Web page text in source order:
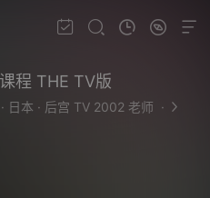
程 THE TV版
· 日本 · 后宫 TV 2002 老师 ·